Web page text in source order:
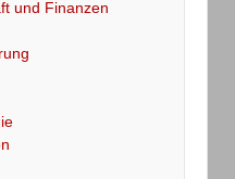
und Finanzen